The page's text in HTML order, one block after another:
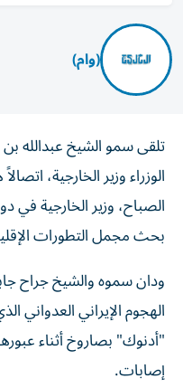
(وام)
تلقى سمو الشيخ عبدالله
الوزراء وزير الخارجية،
الصباح، وزير الخارجية في
بحث مجمل التطورات
ودان سموه والشيخ جراح
الهجوم الإيراني العدواني
"أدنوك" بصاروخ أثناء
إصابات.